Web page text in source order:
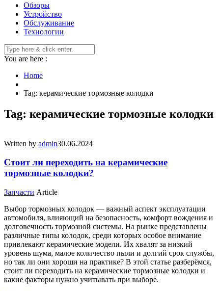
Обзоры
Устройство
Обслуживание
Технологии
You are here :
Home
Tag: керамические тормозные колодки
Tag: керамические тормозные колодки
Written by admin30.06.2024
Стоит ли переходить на керамические
тормозные колодки?
Запчасти Article
Выбор тормозных колодок — важный аспект эксплуатации
автомобиля, влияющий на безопасность, комфорт вождения и
долговечность тормозной системы. На рынке представлены
различные типы колодок, среди которых особое внимание
привлекают керамические модели. Их хвалят за низкий
уровень шума, малое количество пыли и долгий срок службы,
но так ли они хороши на практике? В этой статье разберёмся,
стоит ли переходить на керамические тормозные колодки и
какие факторы нужно учитывать при выборе.